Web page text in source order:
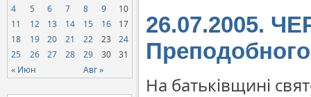
Официальная хроника
Расколы, ереси, секты
СОЦИАЛЬНОЕ
СЛУЖЕНИЕ
« Июн Авг »
4
5 6 7 8 9
10
11
12 13 14 15 16
17
18
19 20 21 22 23
24
25
26 27 28 29 30 31
26.07.2005.
На батьківщині